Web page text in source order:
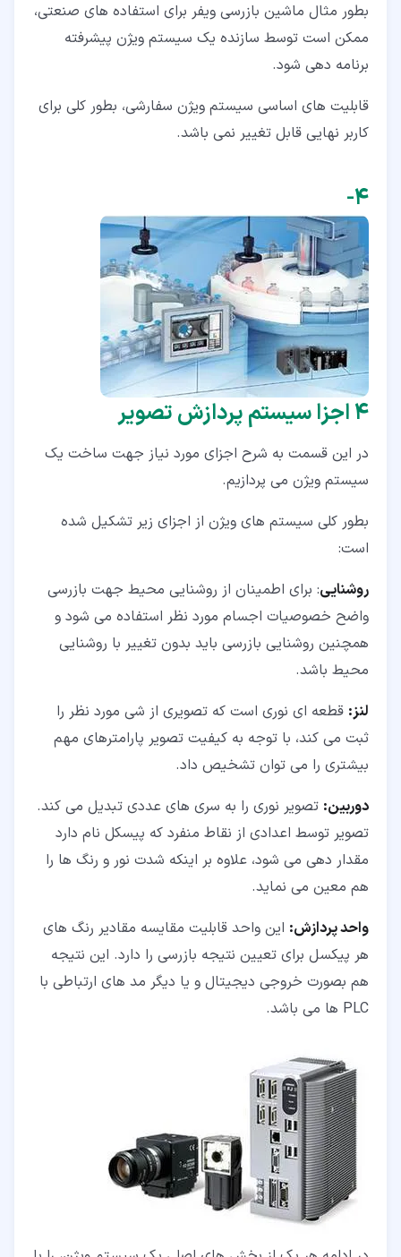
بطور مثال ماشین بازرسی ویفر برای استفاده های صنعتی،
ممکن است توسط سازنده یک سیستم ویژن پیشرفته
برنامه دهی شود.
قابلیت های اساسی سیستم ویژن سفارشی، بطور کلی برای
کاربر نهایی قابل تغییر نمی باشد.
۴‏-
4 اجزا سیستم پردازش تصویر
در این قسمت به شرح اجزای مورد نیاز جهت ساخت یک
سیستم ویژن می پردازیم.
بطور کلی سیستم های ویژن از اجزای زیر تشکیل شده
است:
روشنایی: برای اطمینان از روشنایی محیط جهت بازرسی
واضح خصوصیات اجسام مورد نظر استفاده می شود و
همچنین روشنایی بازرسی باید بدون تغییر با روشنایی
محیط باشد.
لنز: قطعه ای نوری است که تصویری از شی مورد نظر را
ثبت می کند، با توجه به کیفیت تصویر پارامترهای مهم
بیشتری را می توان تشخیص داد.
دوربین: تصویر نوری را به سری های عددی تبدیل می کند.
تصویر توسط اعدادی از نقاط منفرد که پیسکل نام دارد
مقدار دهی می شود، علاوه بر اینکه شدت نور و رنگ ها را
هم معین می نماید.
واحد پردازش: این واحد قابلیت مقایسه مقادیر رنگ های
هر پیکسل برای تعیین نتیجه بازرسی را دارد. این نتیجه
هم بصورت خروجی دیجیتال و یا دیگر مد های ارتباطی با
PLC ها می باشد.